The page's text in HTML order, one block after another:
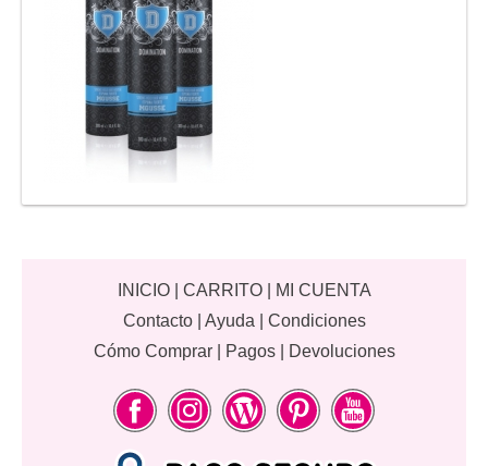
INICIO| CARRITO|
MI CUENTA
Contacto| Ayuda
Condiciones
Cómo Comprar| Pagos| Devoluciones